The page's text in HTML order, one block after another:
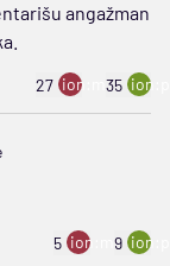
angažman
27 ion:minus
35
5 ion:minus
9